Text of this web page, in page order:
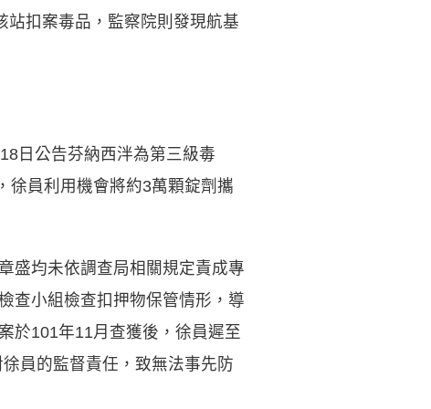
扣案毒品，監察院則發現航基
日公告芬納西泮為第三級毒
徐員利用機會將約3萬顆錠劑攜
盛均未依調查局相關規定責成專
查小組檢查扣押物保管情形，導
於101年11月查獲後，徐員遲至
員的監督責任，致無法事先防